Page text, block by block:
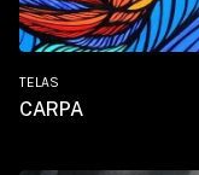
TELAS
CARPA